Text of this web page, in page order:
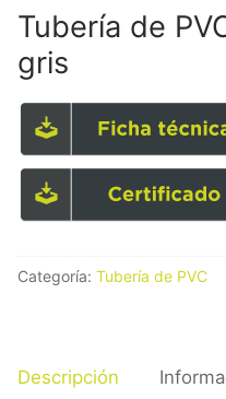
Tubería de
gris
Categoría: Tubería de PVC
Descripción